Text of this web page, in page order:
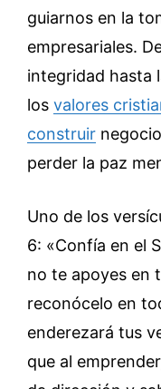
guiarnos en la
empresariales.
integridad hasta
los valores
construir
perder la paz
Uno de los
6: «Confía en el
no te apoyes en
reconócelo en
enderezará tus
que al